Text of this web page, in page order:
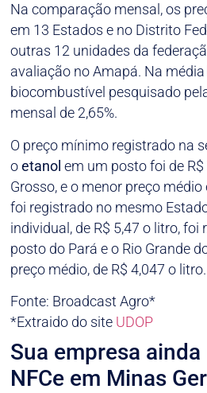
Na comparação mensal, os
em 13 Estados e no Distrito
outras 12 unidades da
avaliação no Amapá. Na
biocombustível pesquisado
mensal de 2,65%.
O preço mínimo registrado na
oetanol em um posto foi de
Grosso, e o menor preço médio
foi registrado no mesmo
individual, de R$ 5,47 o litro, foi
posto do Pará e o Rio Grande
preço médio, de R$ 4,047 o litro.
Fonte: Broadcast Agro*
*Extraido do site UDOP
Sua empresa
NFCe em Minas